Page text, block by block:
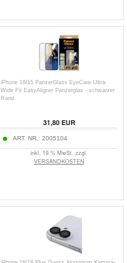
iPhone 16/15 PanzerGlass EyeCare Ultra-
Wide Fit EasyAligner Panzerglas - schwarzer
Rand
31,80EUR
ART. NR.: 2005104
inkl. 19 % MwSt. zzgl.
VERSANDKOSTEN